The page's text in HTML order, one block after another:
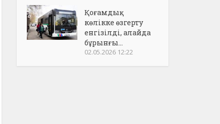
Қоғамдық
көлікке өзгерту
енгізілді, алайда
бұрынғы...
02.05.2026 12:22